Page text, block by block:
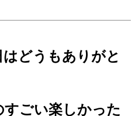
どうもありがと
ごい楽しかった